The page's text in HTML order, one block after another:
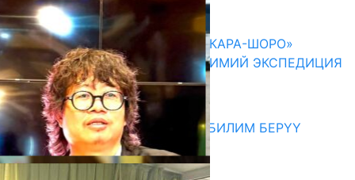
Акыркы жаңылыктар
ОШМУНУН ОКУТУУЧУЛАРЫ «КАРА-ШОРО»
ЖАРАТЫЛЫШ ПАРКЫНДА ИЛИМИЙ ЭКСПЕДИЦИЯ
ӨТКӨРҮШТҮ
06.08.2026
МЭР АЙБЕК ДЖУНУШАЛИЕВ БИЛИМ БЕРҮҮ
МЕКЕМЕЛЕРИН КЫДЫРДЫ
06.08.2026